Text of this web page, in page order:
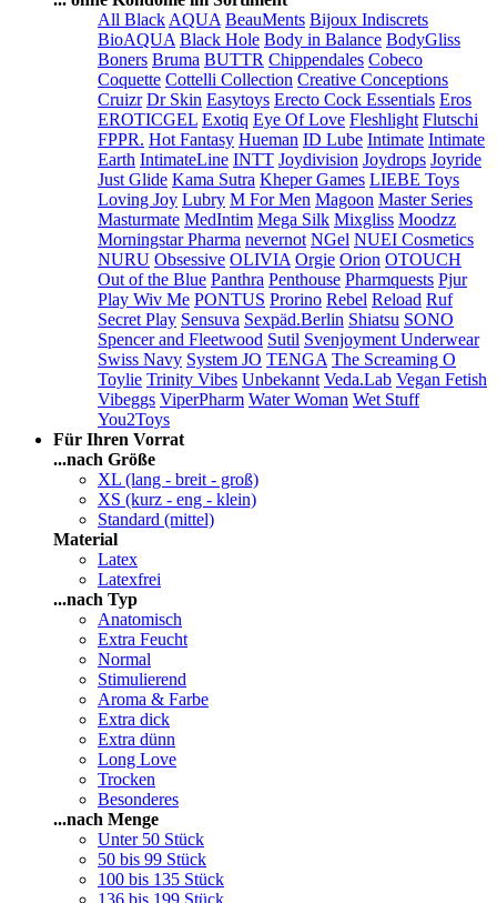
All Black AQUA BeauMents Bijoux Indiscrets
BioAQUA Black Hole Body in Balance BodyGliss
Boners Bruma BUTTR Chippendales Cobeco
Coquette Cottelli Collection Creative Conceptions
Cruizr Dr Skin Easytoys Erecto Cock Essentials Eros
EROTICGEL Exotiq Eye Of Love Fleshlight Flutschi
FPPR. Hot Fantasy Hueman ID Lube Intimate Intimate
Earth IntimateLine INTT Joydivision Joydrops Joyride
Just Glide Kama Sutra Kheper Games LIEBE Toys
Loving Joy Lubry M For Men Magoon Master Series
Masturmate MedIntim Mega Silk Mixgliss Moodzz
Morningstar Pharma nevernot NGel NUEI Cosmetics
NURU Obsessive OLIVIA Orgie Orion OTOUCH
Out of the Blue Panthra Penthouse Pharmquests Pjur
Play Wiv Me PONTUS Prorino Rebel Reload Ruf
Secret Play Sensuva Sexpäd.Berlin Shiatsu SONO
Spencer and Fleetwood Sutil Svenjoyment Underwear
Swiss Navy System JO TENGA The Screaming O
Toylie Trinity Vibes Unbekannt Veda.Lab Vegan Fetish
Vibeggs ViperPharm Water Woman Wet Stuff
You2Toys
Für Ihren Vorrat
...nach Größe
XL (lang - breit - groß)
XS (kurz - eng - klein)
Standard (mittel)
Material
Latex
Latexfrei
...nach Typ
Anatomisch
Extra Feucht
Normal
Stimulierend
Aroma & Farbe
Extra dick
Extra dünn
Long Love
Trocken
Besonderes
...nach Menge
Unter 50 Stück
50 bis 99 Stück
100 bis 135 Stück
136 bis 199 Stück